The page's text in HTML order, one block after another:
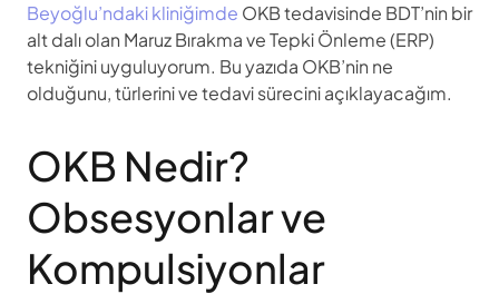
Beyoğlu’ndaki kliniğimde OKB tedavisinde BDT’nin bir
alt dalı olan Maruz Bırakma ve Tepki Önleme (ERP)
tekniğini uyguluyorum. Bu yazıda OKB’nin ne
olduğunu, türlerini ve tedavi sürecini açıklayacağım.
OKB Nedir?
Obsesyonlar ve
Kompulsiyonlar